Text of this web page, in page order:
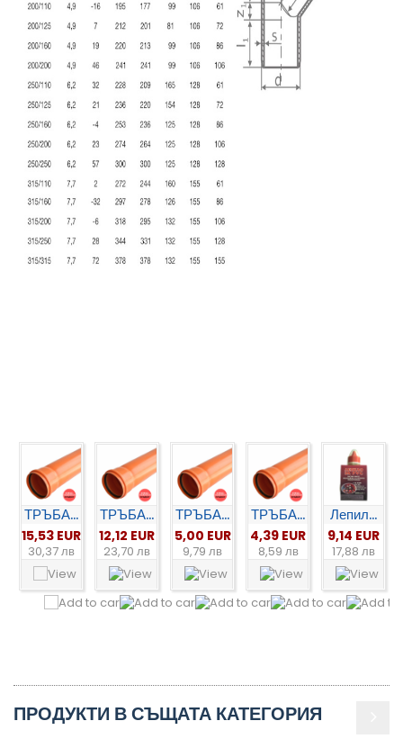
ТРЪБА...
15,53 EUR
30,37 лв
ТРЪБА...
12,12 EUR
23,70 лв
ТРЪБА...
5,00 EUR
9,79 лв
ТРЪБА...
4,39 EUR
8,59 лв
Лепил...
9,14 EUR
17,88 лв
ПРОДУКТИ В СЪЩАТА КАТЕГОРИЯ